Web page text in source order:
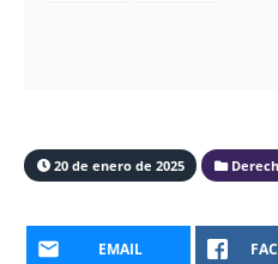
20 de enero de 2025
EMAIL